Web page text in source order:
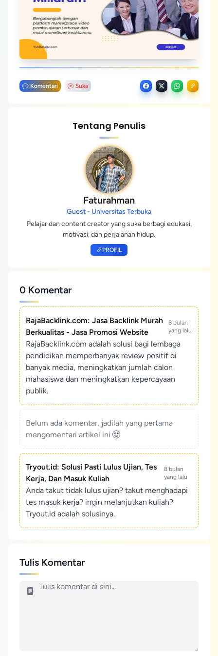
Komentari Suka
Tentang Penulis
Faturahman
Guest - Universitas Terbuka
Pelajar dan content creator yang suka berbagi edukasi,
motivasi, dan perjalanan hidup.
PROFIL
0 Komentar
RajaBacklink.com: Jasa Backlink Murah
Berkualitas - Jasa Promosi Website
8 bulan
yang lalu
RajaBacklink.com adalah solusi bagi lembaga
pendidikan memperbanyak review positif di
banyak media, meningkatkan jumlah calon
mahasiswa dan meningkatkan kepercayaan
publik.
Belum ada komentar, jadilah yang pertama
mengomentari artikel ini
Tryout.id: Solusi Pasti Lulus Ujian, Tes
Kerja, Dan Masuk Kuliah
8 bulan
yang lalu
Anda takut tidak lulus ujian? takut menghadapi
tes masuk kerja? ingin melanjutkan kuliah?
Tryout.id adalah solusinya.
Tulis Komentar